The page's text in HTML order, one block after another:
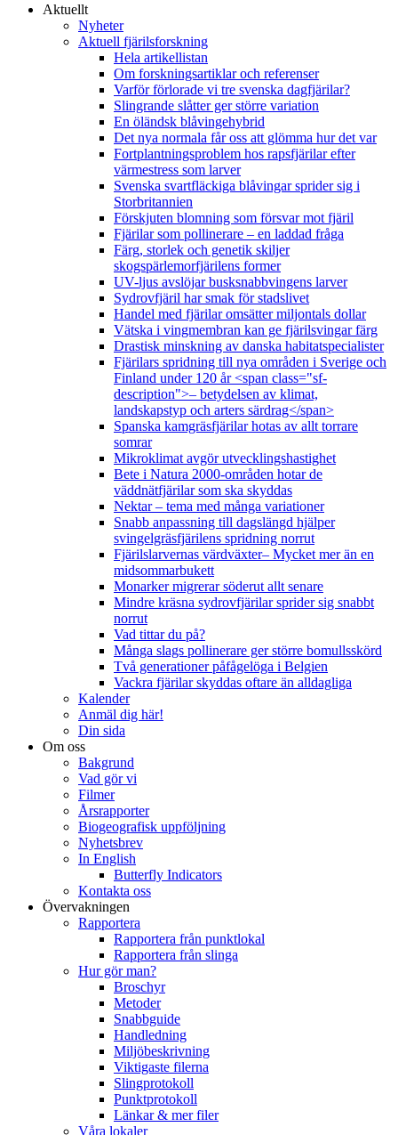
Aktuellt
Nyheter
Aktuell fjärilsforskning
Hela artikellistan
Om forskningsartiklar och referenser
Varför förlorade vi tre svenska dagfjärilar?
Slingrande slåtter ger större variation
En öländsk blåvingehybrid
Det nya normala får oss att glömma hur det var
Fortplantningsproblem hos rapsfjärilar efter
värmestress som larver
Svenska svartfläckiga blåvingar sprider sig i
Storbritannien
Förskjuten blomning som försvar mot fjäril
Fjärilar som pollinerare – en laddad fråga
Färg, storlek och genetik skiljer
skogspärlemorfjärilens former
UV-ljus avslöjar busksnabbvingens larver
Sydrovfjäril har smak för stadslivet
Handel med fjärilar omsätter miljontals dollar
Vätska i vingmembran kan ge fjärilsvingar färg
Drastisk minskning av danska habitatspecialister
Fjärilars spridning till nya områden i Sverige och
Finland under 120 år <span class="sf-
description">– betydelsen av klimat,
landskapstyp och arters särdrag</span>
Spanska kamgräsfjärilar hotas av allt torrare
somrar
Mikroklimat avgör utvecklingshastighet
Bete i Natura 2000-områden hotar de
väddnätfjärilar som ska skyddas
Nektar – tema med många variationer
Snabb anpassning till dagslängd hjälper
svingelgräsfjärilens spridning norrut
Fjärilslarvernas värdväxter– Mycket mer än en
midsommarbukett
Monarker migrerar söderut allt senare
Mindre kräsna sydrovfjärilar sprider sig snabbt
norrut
Vad tittar du på?
Många slags pollinerare ger större bomullsskörd
Två generationer påfågelöga i Belgien
Vackra fjärilar skyddas oftare än alldagliga
Kalender
Anmäl dig här!
Din sida
Om oss
Bakgrund
Vad gör vi
Filmer
Årsrapporter
Biogeografisk uppföljning
Nyhetsbrev
In English
Butterfly Indicators
Kontakta oss
Övervakningen
Rapportera
Rapportera från punktlokal
Rapportera från slinga
Hur gör man?
Broschyr
Metoder
Snabbguide
Handledning
Miljöbeskrivning
Viktigaste filerna
Slingprotokoll
Punktprotokoll
Länkar & mer filer
Våra lokaler